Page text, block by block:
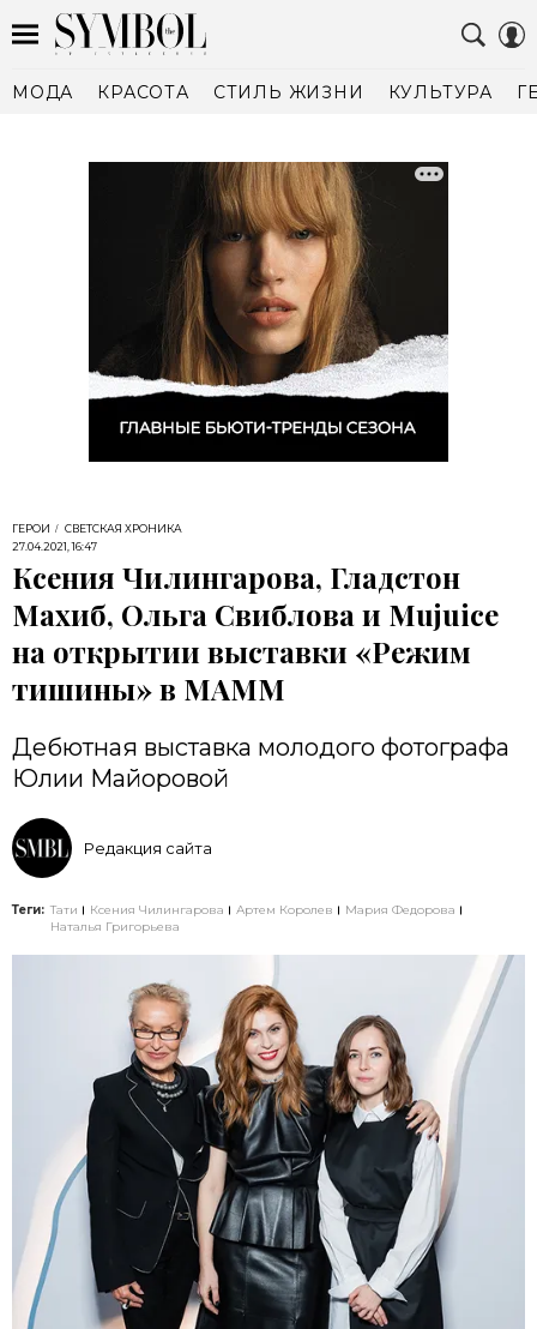
МОДА КРАСОТА СТИЛЬ ЖИЗНИ КУЛЬТУРА
ГЕРОИ
СВЕТСКАЯ ХРОНИКА
27.04.2021, 16:47
Ксения Чилингарова, Гладстон
Махиб, Ольга Свиблова и Mujuice
на открытии выставки «Режим
тишины» в МАММ
Дебютная выставка молодого фотографа
Юлии Майоровой
Редакция сайта
Теги: Тати Ксения Чилингарова Артем Королев
Мария Федорова
Наталья Григорьева